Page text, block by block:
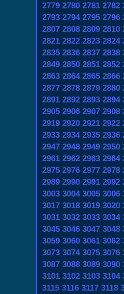
2779 2780 2781 2782
2793 2794 2795 2796
2807 2808 2809 2810
2821 2822 2823 2824
2835 2836 2837 2838
2849 2850 2851 2852
2863 2864 2865 2866
2877 2878 2879 2880
2891 2892 2893 2894
2905 2906 2907 2908
2919 2920 2921 2922
2933 2934 2935 2936
2947 2948 2949 2950
2961 2962 2963 2964
2975 2976 2977 2978
2989 2990 2991 2992
3003 3004 3005 3006
3017 3018 3019 3020
3031 3032 3033 3034
3045 3046 3047 3048
3059 3060 3061 3062
3073 3074 3075 3076
3087 3088 3089 3090
3101 3102 3103 3104
3115 3116 3117 3118